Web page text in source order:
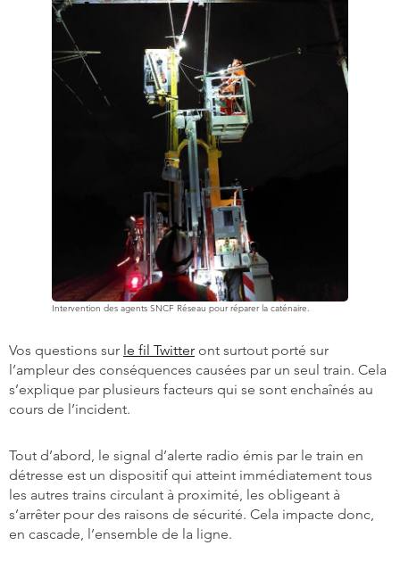
Intervention des agents SNCF Réseau pour réparer la caténaire.
Vos questions sur le fil Twitter ont surtout porté sur
l’ampleur des conséquences causées par un seul train. Cela
s’explique par plusieurs facteurs qui se sont enchaînés au
cours de l’incident.
Tout d’abord, le signal d’alerte radio émis par le train en
détresse est un dispositif qui atteint immédiatement tous
les autres trains circulant à proximité, les obligeant à
s’arrêter pour des raisons de sécurité. Cela impacte donc,
en cascade, l’ensemble de la ligne.